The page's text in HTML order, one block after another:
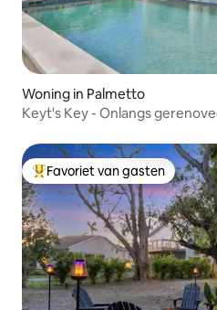
Woning in Palmetto
Keyt's Key - Onlangs
Topfavoriet van gasten
Favoriet van gasten